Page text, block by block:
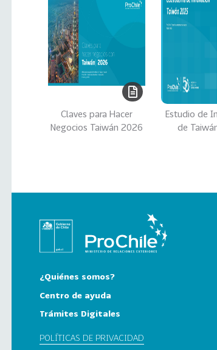
Claves para Hacer
Negocios Taiwán 2026
Estudio de
de
¿Quiénes somos?
Centro de ayuda
Trámites Digitales
POLÍTICAS DE PRIVACIDAD